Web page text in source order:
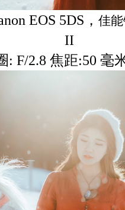
EOS 5DS， 佳
II
: F/2.8 焦距:50 毫